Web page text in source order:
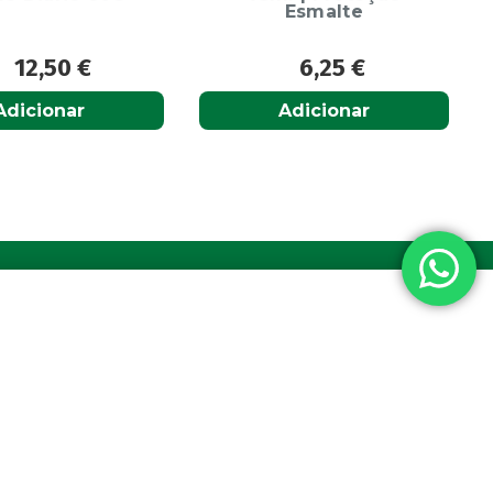
6,25€ 6,65€
Adicionar